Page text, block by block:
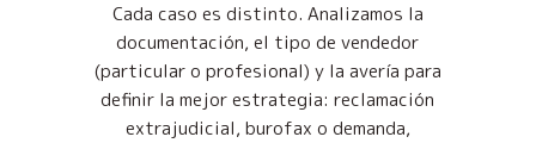
Cada caso es distinto. Analizamos la
documentación, el tipo de vendedor
(particular o profesional) y la avería para
definir la mejor estrategia: reclamación
extrajudicial, burofax o demanda,